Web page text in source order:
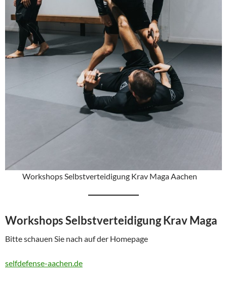
Workshops Selbstverteidigung Krav Maga Aachen
Workshops Selbstverteidigung Krav Maga
Bitte schauen Sie nach auf der Homepage
selfdefense-aachen.de